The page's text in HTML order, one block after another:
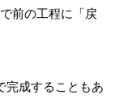
前の工程に「戻
完成することもあ